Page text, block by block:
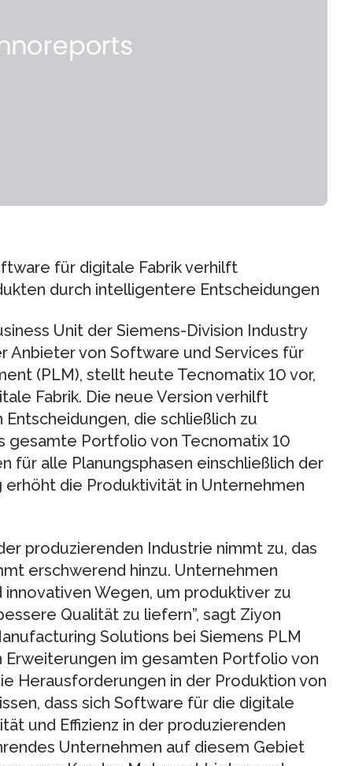
für digitale Fabrik verhilft
durch intelligentere Entscheidungen
Unit der Siemens-Division Industry
von Software und Services für
(PLM), stellt heute Tecnomatix 10 vor,
Fabrik. Die neue Version verhilft
die schließlich zu
gesamte Portfolio von Tecnomatix 10
für alle Planungsphasen einschließlich der
die Produktivität in Unternehmen
produzierenden Industrie nimmt zu, das
erschwerend hinzu. Unternehmen
innovativen Wegen, um produktiver zu
Qualität zu liefern”, sagt Ziyon
Solutions bei Siemens PLM
im gesamten Portfolio von
Herausforderungen in der Produktion von
dass sich Software für die digitale
und Effizienz in der produzierenden
Unternehmen auf diesem Gebiet